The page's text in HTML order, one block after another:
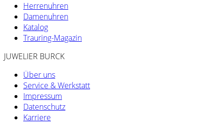
Herrenuhren
Damenuhren
Katalog
Trauring-Magazin
JUWELIER BURCK
Über uns
Service & Werkstatt
Impressum
Datenschutz
Karriere